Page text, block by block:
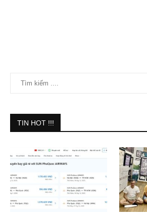
TIN HOT !!!